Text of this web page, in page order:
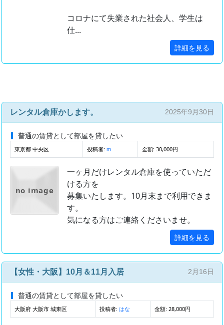
コロナにて失業された社会人、学生は
仕...
詳細を見る
レンタル倉庫かします。 2025年9月30日
普通の賃貸として部屋を貸したい
東京都 中央区 投稿者: m 金額: 30,000円
no image
一ヶ月だけレンタル倉庫を使っていただ
ける方を
募集いたします。10月末まで利用できま
す。
気になる方はご連絡くださいませ。
詳細を見る
【女性・大阪】10月＆11月入居 2月16日
普通の賃貸として部屋を貸したい
大阪府 大阪市 城東区 投稿者: はな 金額: 28,000円